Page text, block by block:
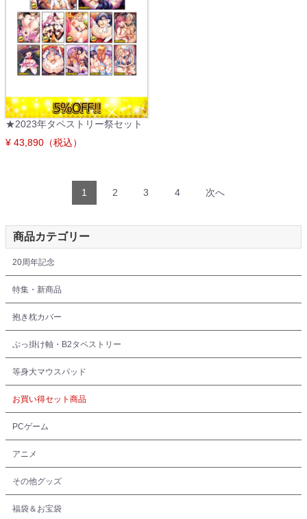
★2023年タペストリー祭セット
¥ 43,890（税込）
1 2 3 4 次へ
商品カテゴリー
20周年記念
特集・新商品
抱き枕カバー
ぶっ掛け軸・B2タペストリー
等身大マウスパッド
お買い得セット商品
PCゲーム
アニメ
その他グッズ
福袋＆お宝袋